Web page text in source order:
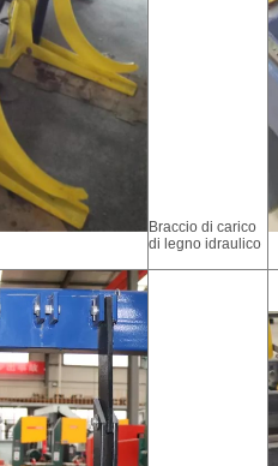
Braccio di carico
di legno idraulico